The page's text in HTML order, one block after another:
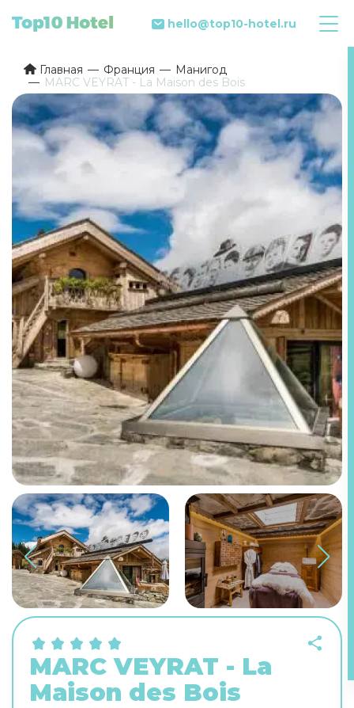
hello@top10-hotel.ru
Главная Франция
Манигод
MARC VEYRAT - La Maison des Bois
MARC VEYRAT - La
Maison des Bois